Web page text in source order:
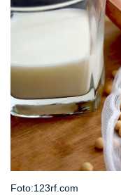
Foto:123rf.com